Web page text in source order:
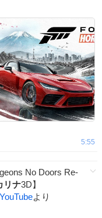
5:55
No Doors Re-
リナ3D】
より